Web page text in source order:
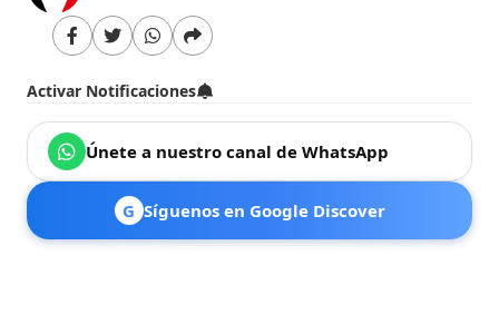
Activar Notificaciones
Únete a nuestro canal de WhatsApp
G Síguenos en Google Discover